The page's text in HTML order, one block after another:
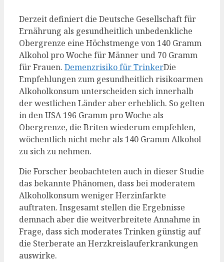
Derzeit definiert die Deutsche Gesellschaft für
Ernährung als gesundheitlich unbedenkliche
Obergrenze eine Höchstmenge von 140 Gramm
Alkohol pro Woche für Männer und 70 Gramm
für Frauen. Demenzrisiko für TrinkerDie
Empfehlungen zum gesundheitlich risikoarmen
Alkoholkonsum unterscheiden sich innerhalb
der westlichen Länder aber erheblich. So gelten
in den USA 196 Gramm pro Woche als
Obergrenze, die Briten wiederum empfehlen,
wöchentlich nicht mehr als 140 Gramm Alkohol
zu sich zu nehmen.
Die Forscher beobachteten auch in dieser Studie
das bekannte Phänomen, dass bei moderatem
Alkoholkonsum weniger Herzinfarkte
auftraten. Insgesamt stellen die Ergebnisse
demnach aber die weitverbreitete Annahme in
Frage, dass sich moderates Trinken günstig auf
die Sterberate an Herzkreislauferkrankungen
auswirke.